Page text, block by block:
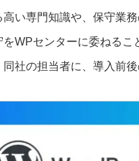
高い専門知識や、保守業
をWPセンターに委ねる
社の担当者に、導入前